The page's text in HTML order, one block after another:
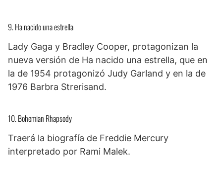
9. Ha nacido una estrella
Lady Gaga y Bradley Cooper, protagonizan la
nueva versión de Ha nacido una estrella, que en
la de 1954 protagonizó Judy Garland y en la de
1976 Barbra Strerisand.
10. Bohemian Rhapsody
Traerá la biografía de Freddie Mercury
interpretado por Rami Malek.